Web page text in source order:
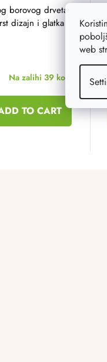
web
Na zalihi 39 kom
TO CART
borovog drveta
dizajn i glatka